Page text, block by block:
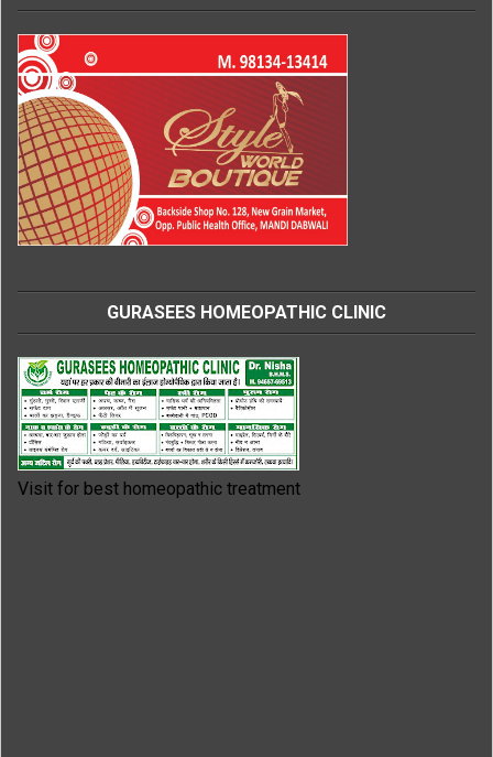
GURASEES HOMEOPATHIC CLINIC
Visit for best homeopathic treatment